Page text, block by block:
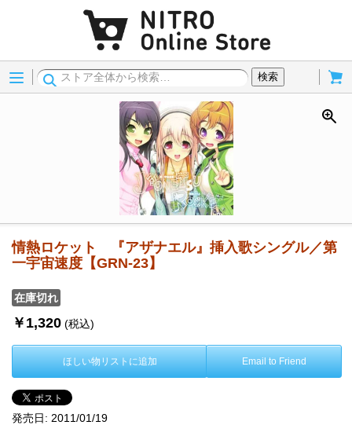
Menu
検索
情熱ロケット 『アザナエル』挿入歌シングル／第
一宇宙速度【GRN-23】
在庫切れ
￥1,320 (税込)
ほしい物リストに追加 Email to Friend
発売日: 2011/01/19